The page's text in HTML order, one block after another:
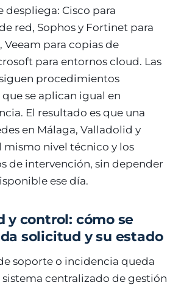
despliega: Cisco para
red, Sophos y Fortinet para
para copias de
para entornos cloud. Las
procedimientos
se aplican igual en
El resultado es que una
en Málaga, Valladolid y
mismo nivel técnico y los
de intervención, sin depender
ese día.
y control: cómo se
solicitud y su estado
soporte o incidencia queda
sistema centralizado de gestión